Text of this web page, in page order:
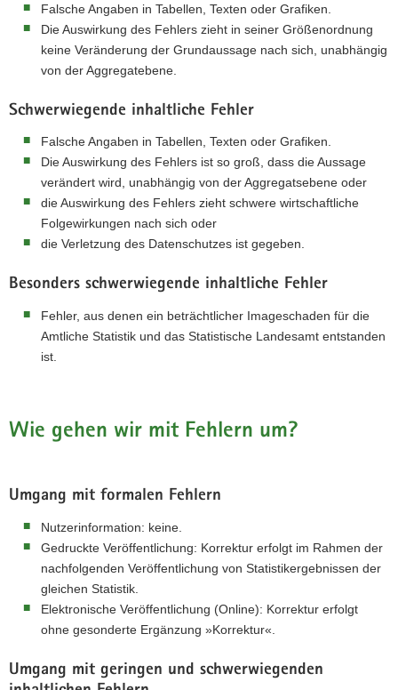
Falsche Angaben in Tabellen, Texten oder Grafiken.
Die Auswirkung des Fehlers zieht in seiner Größenordnung
keine Veränderung der Grundaussage nach sich, unabhängig
von der Aggregatebene.
Schwerwiegende inhaltliche Fehler
Falsche Angaben in Tabellen, Texten oder Grafiken.
Die Auswirkung des Fehlers ist so groß, dass die Aussage
verändert wird, unabhängig von der Aggregatsebene oder
die Auswirkung des Fehlers zieht schwere wirtschaftliche
Folgewirkungen nach sich oder
die Verletzung des Datenschutzes ist gegeben.
Besonders schwerwiegende inhaltliche Fehler
Fehler, aus denen ein beträchtlicher Imageschaden für die
Amtliche Statistik und das Statistische Landesamt entstanden
ist.
Wie gehen wir mit Fehlern um?
Umgang mit formalen Fehlern
Nutzerinformation: keine.
Gedruckte Veröffentlichung: Korrektur erfolgt im Rahmen der
nachfolgenden Veröffentlichung von Statistikergebnissen der
gleichen Statistik.
Elektronische Veröffentlichung (Online): Korrektur erfolgt
ohne gesonderte Ergänzung »Korrektur«.
Umgang mit geringen und schwerwiegenden